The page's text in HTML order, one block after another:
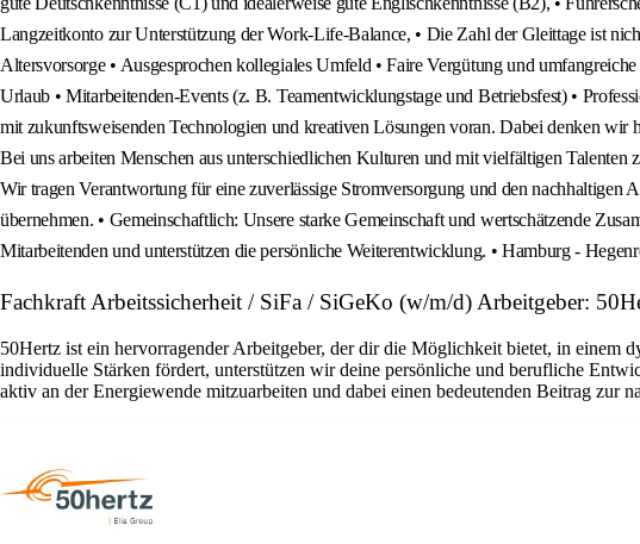
Langzeitkonto zur Unterstützung der Work-Life-Balance, • Die Zahl der Gleittage ist
Altersvorsorge • Ausgesprochen kollegiales Umfeld • Faire Vergütung und
Urlaub • Mitarbeitenden-Events (z. B. Teamentwicklungstage und Betriebsfest) •
mit zukunftsweisenden Technologien und kreativen Lösungen voran. Dabei denken wir
Bei uns arbeiten Menschen aus unterschiedlichen Kulturen und mit vielfältigen
Wir tragen Verantwortung für eine zuverlässige Stromversorgung und den nachhaltigen
übernehmen. • Gemeinschaftlich: Unsere starke Gemeinschaft und wertschätzende
Mitarbeitenden und unterstützen die persönliche Weiterentwicklung. • Hamburg -
Fachkraft Arbeitssicherheit / SiFa / SiGeKo (w/m/d) Arbeitgeber:
50Hertz ist ein hervorragender Arbeitgeber, der dir die Möglichkeit bietet, in einem
individuelle Stärken fördert, unterstützen wir deine persönliche und berufliche
aktiv an der Energiewende mitzuarbeiten und dabei einen bedeutenden Beitrag zur